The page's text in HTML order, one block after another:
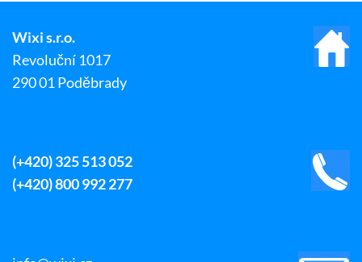
Wixi s.r.o.
Revoluční 1017
290 01 Poděbrady
(+420) 325 513 052
(+420) 800 992 277